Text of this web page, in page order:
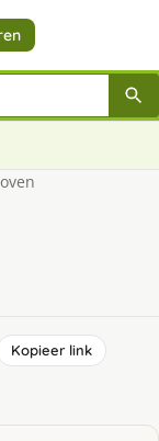
Kopieer link